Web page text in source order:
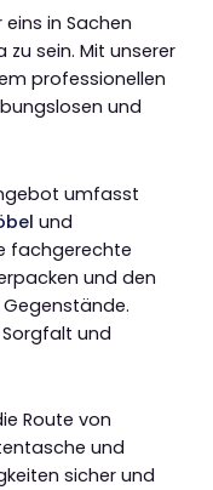
in Sachen
zu sein. Mit unserer
professionellen
und
umfasst
und
fachgerechte
und den
und
Route von
und
sicher und